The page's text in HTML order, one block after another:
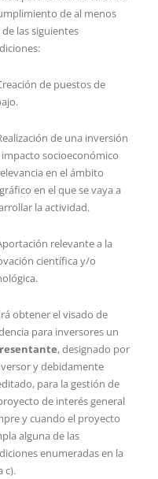
de al menos
de las siguientes
de puestos de
de una inversión
socioeconómico
en el ámbito
en el que se vaya a
la actividad.
relevante a la
científica y/o
obtener el visado de
para inversores un
, designado por
y debidamente
para la gestión de
de interés general
y cuando el proyecto
alguna de las
enumeradas en la
c).